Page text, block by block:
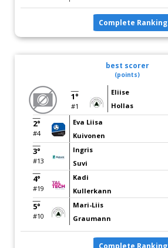
Complete Ranking
best scorer
(points)
1°
#1
Eliise
Hollas
2°
#4
Eva Liisa
Kuivonen
3°
#13
Ingris
Suvi
4°
#19
Kadi
Kullerkann
5°
#10
Mari-Liis
Graumann
Complete Ranking